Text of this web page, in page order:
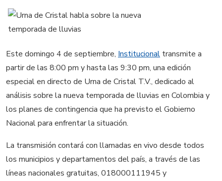
Este domingo 4 de septiembre, Institucional transmite a
partir de las 8:00 pm y hasta las 9:30 pm, una edición
especial en directo de Urna de Cristal T.V., dedicado al
análisis sobre la nueva temporada de lluvias en Colombia y
los planes de contingencia que ha previsto el Gobierno
Nacional para enfrentar la situación.
La transmisión contará con llamadas en vivo desde todos
los municipios y departamentos del país, a través de las
líneas nacionales gratuitas, 018000111945 y